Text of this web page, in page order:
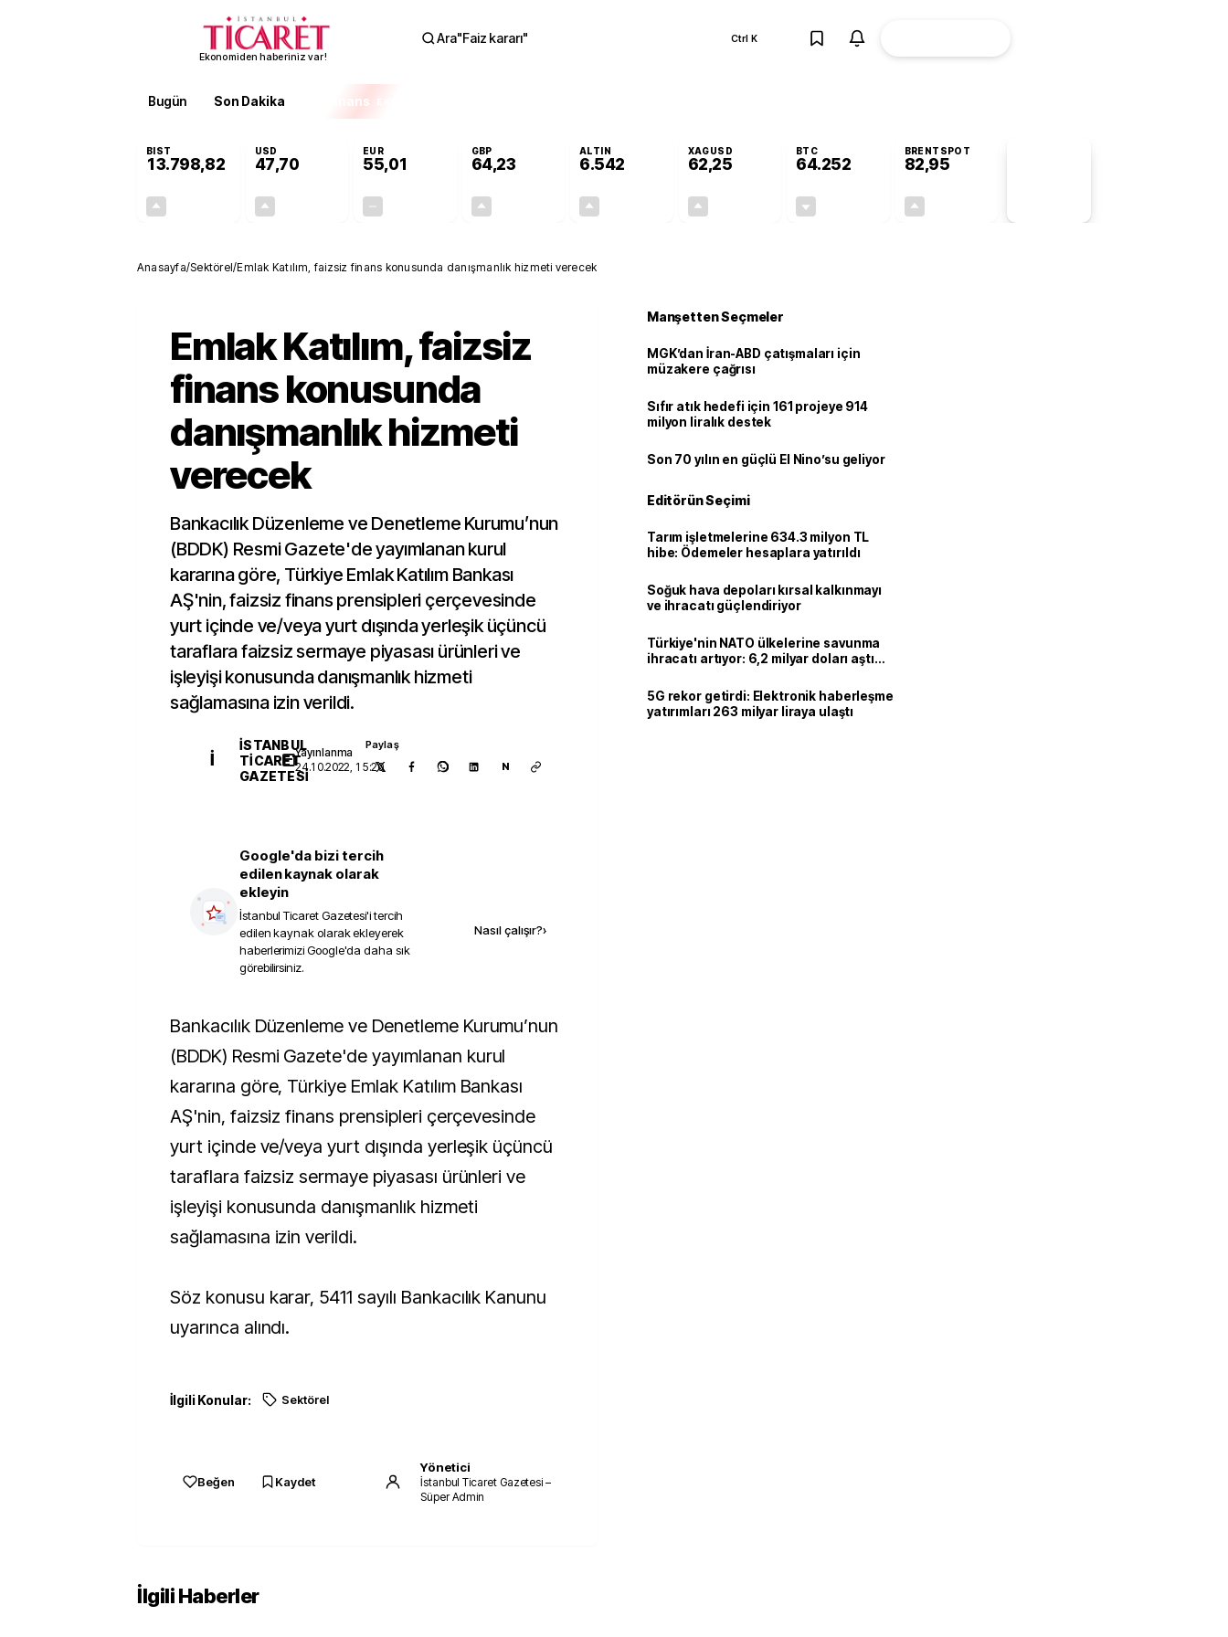
Ekonomiden haberiniz var!
Ara"Faiz kararı" Ctrl K
Bugün Son Dakika Finans
BIST
13.798,82
USD
47,70
EUR
55,01
GBP
64,23
ALTIN
6.542
XAGUSD
62,25
BTC
64.252
BRENTSPOT
82,95
Anasayfa/Sektörel/Emlak Katılım, faizsiz finans konusunda danışmanlık hizmeti verecek
Emlak Katılım, faizsiz
finans konusunda
danışmanlık hizmeti
verecek
Bankacılık Düzenleme ve Denetleme Kurumu’nun
(BDDK) Resmi Gazete'de yayımlanan kurul
kararına göre, Türkiye Emlak Katılım Bankası
AŞ'nin, faizsiz finans prensipleri çerçevesinde
yurt içinde ve/veya yurt dışında yerleşik üçüncü
taraflara faizsiz sermaye piyasası ürünleri ve
işleyişi konusunda danışmanlık hizmeti
sağlamasına izin verildi.
İ
İSTANBUL
TICARET
GAZETESI
Yayınlanma
24.10.2022, 15:20
Paylaş
N
Google'da bizi tercih
edilen kaynak olarak
ekleyin
İstanbul Ticaret Gazetesi'i tercih
edilen kaynak olarak ekleyerek
haberlerimizi Google'da daha sık
görebilirsiniz.
Nasıl çalışır?›
Bankacılık Düzenleme ve Denetleme Kurumu’nun
(BDDK) Resmi Gazete'de yayımlanan kurul
kararına göre, Türkiye Emlak Katılım Bankası
AŞ'nin, faizsiz finans prensipleri çerçevesinde
yurt içinde ve/veya yurt dışında yerleşik üçüncü
taraflara faizsiz sermaye piyasası ürünleri ve
işleyişi konusunda danışmanlık hizmeti
sağlamasına izin verildi.
Söz konusu karar, 5411 sayılı Bankacılık Kanunu
uyarınca alındı.
İlgili Konular: Sektörel
Beğen Kaydet
Yönetici
İstanbul Ticaret Gazetesi –
Süper Admin
Manşetten Seçmeler
MGK’dan İran-ABD çatışmaları için
müzakere çağrısı
Sıfır atık hedefi için 161 projeye 914
milyon liralık destek
Son 70 yılın en güçlü El Nino’su geliyor
Editörün Seçimi
Tarım işletmelerine 634.3 milyon TL
hibe: Ödemeler hesaplara yatırıldı
Soğuk hava depoları kırsal kalkınmayı
ve ihracatı güçlendiriyor
Türkiye'nin NATO ülkelerine savunma
ihracatı artıyor: 6,2 milyar doları aştı
5G rekor getirdi: Elektronik haberleşme
yatırımları 263 milyar liraya ulaştı
İlgili Haberler